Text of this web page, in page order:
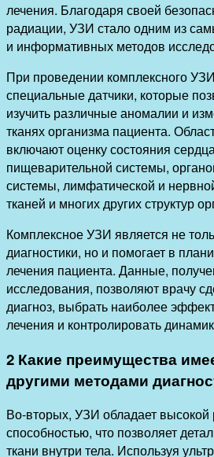
лечения. Благодаря своей
радиации, УЗИ стало одним из
и информативных методов
При проведении комплексного
специальные датчики, которые
изучить различные аномалии и
тканях организма пациента.
включают оценку состояния
пищеварительной системы,
системы, лимфатической и
тканей и многих других структур
Комплексное УЗИ является не
диагностики, но и помогает в
лечения пациента. Данные,
исследования, позволяют врачу
диагноз, выбрать наиболее
лечения и контролировать
2 Какие преимущества
другими методами
Во-вторых, УЗИ обладает
способностью, что позволяет
ткани внутри тела. Используя